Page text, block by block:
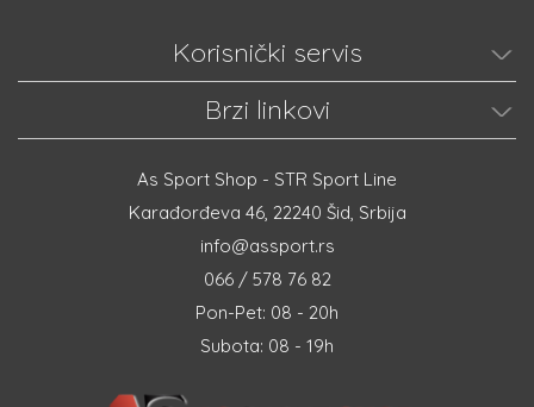
Korisnički servis
Brzi linkovi
As Sport Shop - STR Sport Line
Karađorđeva 46, 22240 Šid, Srbija
info@assport.rs
066 / 578 76 82
Pon-Pet: 08 - 20h
Subota: 08 - 19h